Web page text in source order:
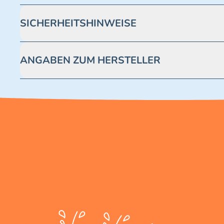
SICHERHEITSHINWEISE
ANGABEN ZUM HERSTELLER